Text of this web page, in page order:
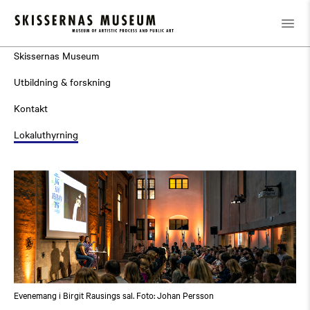
Om museet
Skissernas Museum
Utbildning & forskning
Kontakt
Lokaluthyrning
Evenemang i Birgit Rausings sal. Foto: Johan Persson